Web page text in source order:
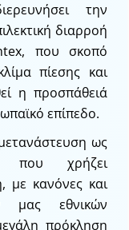
την
διαρροή
που σκοπό
πίεσης και
η προσπάθειά
επίπεδο.
ως
που χρήζει
με κανόνες και
μας εθνικών
πρόκληση